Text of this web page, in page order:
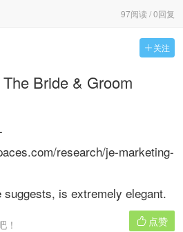
97阅读 / 0回复
 关注
Bride & Groom
research/je-marketing-
is extremely elegant.
 点赞
！